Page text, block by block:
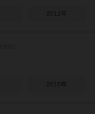
2012年
2010年